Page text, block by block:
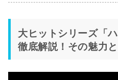
大ヒットシリーズ「
徹底解説！その魅力